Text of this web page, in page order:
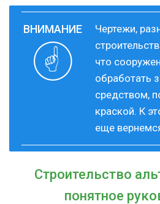
Чертежи,
что
обработать
средством,
краской. К
еще
Строительство
понятное